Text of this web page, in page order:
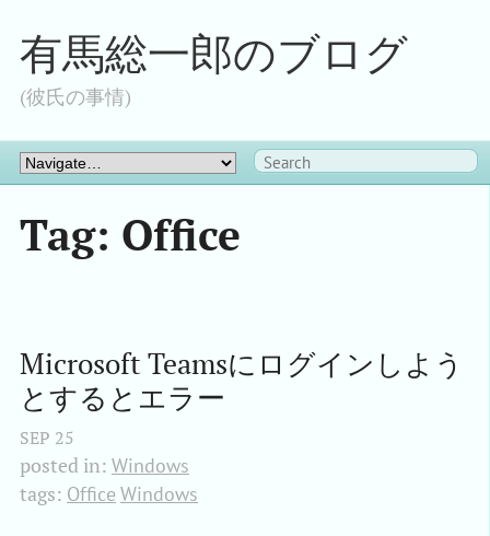
有馬総一郎のブログ
(彼氏の事情)
Tag: Office
Microsoft Teamsにログインしよう
とするとエラー
SEP 25
posted in: Windows
tags: Office Windows